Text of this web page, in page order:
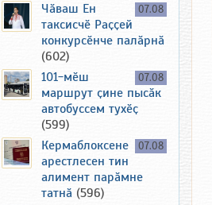
07.08
Чӑваш Ен
таксисчӗ Раҫҫей
конкурсӗнче палӑрнӑ
(602)
07.08
101-мӗш
маршрут ҫине пысӑк
автобуссем тухӗҫ
(599)
07.08
Кермаблоксене
арестлесен тин
алимент парӑмне
татнӑ (596)